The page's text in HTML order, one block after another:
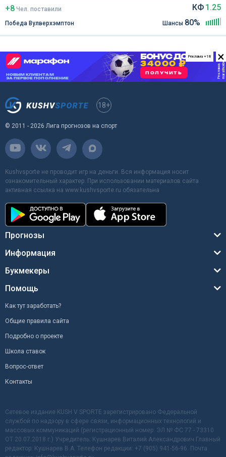
+8 Чел. поставили
Победа Вулверхэмптон
КФ 1.25
Шансы 80%
×
Реклама +18
18+
© 2011 - 2026 Лига прогнозов на спорт
Kushvsporte не проводит игр на деньги. Вся информация носит
ознакомительный характер. При использовании материалов сайта
активная ссылка на www.kushvsporte.ru обязательна
Прогнозы
Информация
Букмекеры
Помощь
Как тут заработать?
Общие правила сайта
Подробно о проекте
Школа ставок
Вопрос-ответ
Контакты
Сетевое издание KUSH V SPORTE зарегистрировано Федеральной
службой по надзору в сфере связи, информационных технологий и
массовых коммуникаций (регистрационный номер: ЭЛ № ФС 77 - 73310
ОТ 20.07.2018 г.) Учредитель: Кушнарев Виталий Александрович Главный
редактор: Кушнарев В.А. Телефон редакции: +7 (905) 941-56-96. Почта